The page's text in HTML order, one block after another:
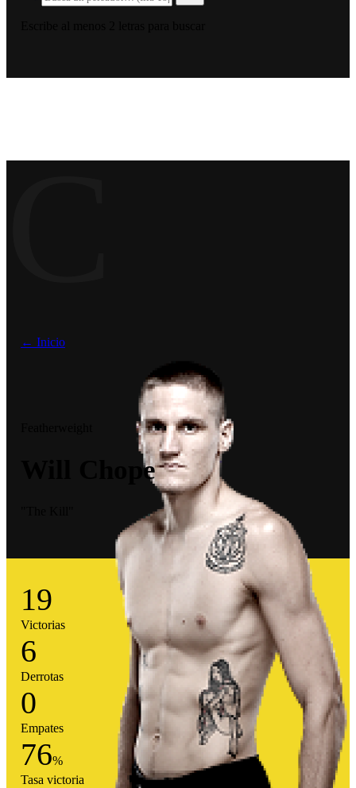
← Inicio
Will Chope
19
Victorias
6
Derrotas
0
Empates
76%
Tasa victoria